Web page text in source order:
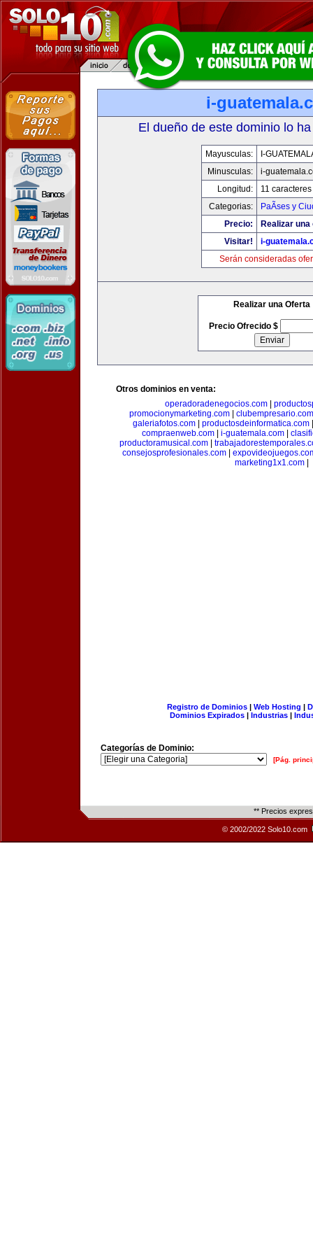
i-
El dueño de este dominio lo
Mayusculas:
I-
Minusculas:
i-
Longitud:
11 caracteres
Categorias:
PaÃ­ses y
Precio:
Realizar
Visitar!
i-
Serán consideradas
Realizar una Oferta
Precio Ofrecido $
Otros dominios en venta:
operadoradenegocios.com|
promocionymarketing.com| clubempresario.com
galeriafotos.com
productosdeinformatica.com
compraenweb.com| i-guatemala.com|
productoramusical.com
consejosprofesionales.com|
marketing1x1.com
Registro de Dominios| Web Hosting |
Dominios Expirados | Industrias |
Categorías de Dominio:
[Pág.
** Precios
© 2002/2022 Solo10.com